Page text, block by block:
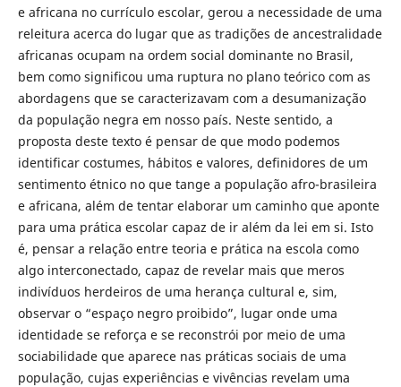
e africana no currículo escolar, gerou a necessidade de uma
releitura acerca do lugar que as tradições de ancestralidade
africanas ocupam na ordem social dominante no Brasil,
bem como significou uma ruptura no plano teórico com as
abordagens que se caracterizavam com a desumanização
da população negra em nosso país. Neste sentido, a
proposta deste texto é pensar de que modo podemos
identificar costumes, hábitos e valores, definidores de um
sentimento étnico no que tange a população afro-brasileira
e africana, além de tentar elaborar um caminho que aponte
para uma prática escolar capaz de ir além da lei em si. Isto
é, pensar a relação entre teoria e prática na escola como
algo interconectado, capaz de revelar mais que meros
indivíduos herdeiros de uma herança cultural e, sim,
observar o “espaço negro proibido”, lugar onde uma
identidade se reforça e se reconstrói por meio de uma
sociabilidade que aparece nas práticas sociais de uma
população, cujas experiências e vivências revelam uma